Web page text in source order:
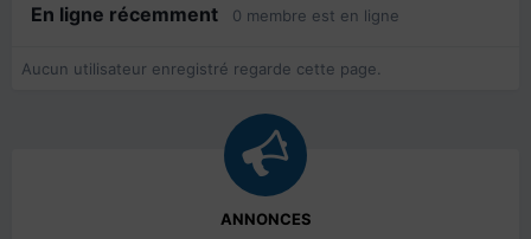
En ligne récemment 0 membre est en ligne
Aucun utilisateur enregistré regarde cette page.
ANNONCES